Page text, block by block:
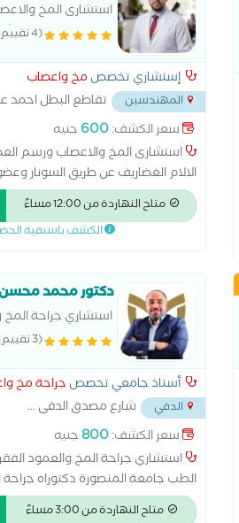
استشارى المخ
جامعه القاهره
طب جامعة القاهرة
الدولية مدرس مساعد
(4 تقييم)
إستشاري تخصص مخ واعصاب
المهندسين
تقاطع البطل احمد
جامعة الدول العربية... سعر الكشف:600 جنيه
استشارى المخ والاعصاب ورسم
الالام الغضاريف عن طريق السونار
كليه طب جامعه القاهرة وجامعه
استشاري المخ والأعصاب وعضو هيئة
جامعة القاهرة وجامعة الجيزة
بكالوريوس الطب من جامعة
المخ والأعصاب حاصل على الدكتوراه
عضو الأكاديمية الأمريكية لطب
في تشخيص وعلاج أمراض المخ
أحدث التقنيات والتدخلات الموجهة
متاح النهاردة من 12:00 مساءً
الكشف باسبقية
دكتور محمد
استشاري جراحة المخ
استاذ بكلية الطب
والبالغين-الجامعة
ايطاليا) عضو الجمعية
(3 تقييم)
أستاذ جامعي تخصص جراحة مخ
الدقي شارع مصدق الدقى...
سعر الكشف:800جنيه
استشاري جراحة المخ والعمود
الطب جامعة المنصورة دكتوراه جراحة
للاطفال والبالغين-الجامعة
متاح النهاردة من 3:00 مساءً